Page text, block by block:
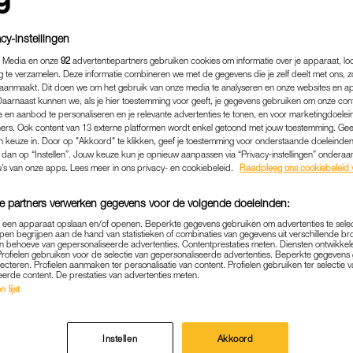
MAAR DIEP
ENTERTAINMENT| EXCLUSIEF IN LINDA.
is een van de negen kinderen vanRuinerwold
.
is hij nu een eigen online platform gestart om
instellingen
en onze 92 advertentiepartners gebruiken cookies om informatie over je apparaat,
te verzamelen. Deze informatie combineren we met de gegevens die je zelf deelt met ons,
Dit doen we om het gebruik van onze media te analyseren en onze websites en
kunnen we, als je hier toestemming voor geeft, je gegevens gebruiken om onze
en aanbod te personaliseren en je relevante advertenties te tonen, en voor
Ook content van 13 externe platformen wordt enkel getoond met jouw toestemming.
keuze in. Door op "Akkoord" te klikken, geef je toestemming voor onderstaande
op “Instellen”. Jouw keuze kun je opnieuw aanpassen via “Privacy-instellingen”
van onze apps. Lees meer in ons privacy- en cookiebeleid.
Raadpleeg ons cookiebeleid
partners verwerken gegevens voor de volgende doeleinden:
apparaat opslaan en/of openen. Beperkte gegevens gebruiken om advertenties te
begrijpen aan de hand van statistieken of combinaties van gegevens uit verschillende
behoeve van gepersonaliseerde advertenties. Contentprestaties meten. Diensten
gebruiken voor de selectie van gepersonaliseerde advertenties. Beperkte
Profielen aanmaken ter personalisatie van content. Profielen gebruiken ter selectie
content. De prestaties van advertenties meten.
lijst
Instellen Akkoord